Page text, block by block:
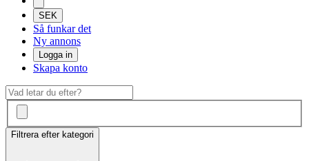
SEK
Så funkar det
Ny annons
Logga in
Skapa konto
Filtrera efter kategori